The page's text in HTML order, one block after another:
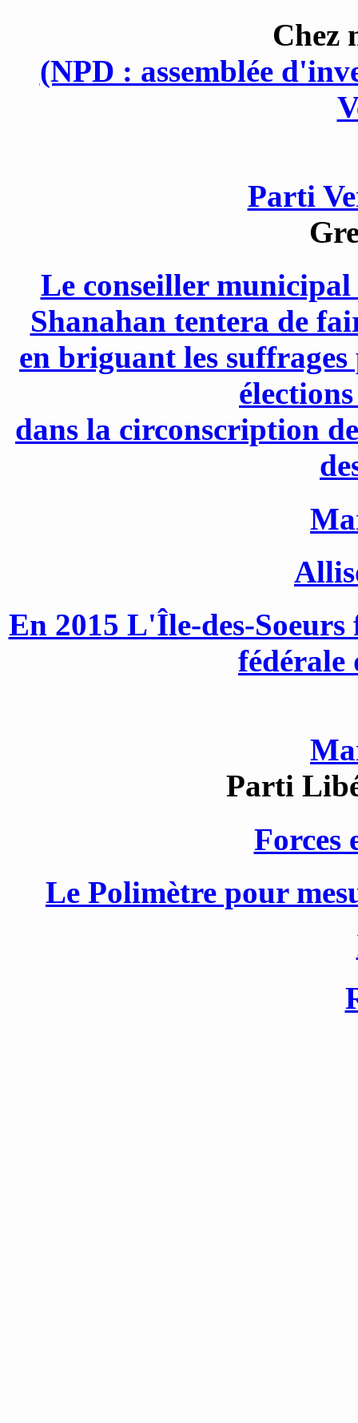
Chez
(NPD : assemblée
Parti
Le conseiller
Shanahan tentera de
en briguant les
dans la circonscription
En 2015 L'Île-des-
fédérale
Parti
Forces
Le Polimètre pour